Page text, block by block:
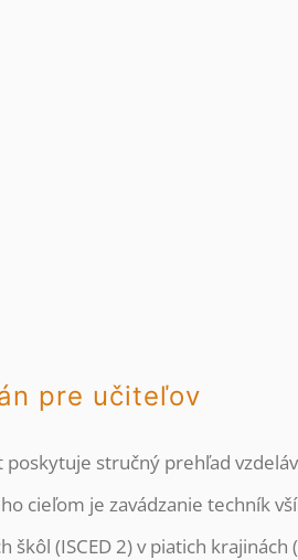
pre učiteľov
stručný prehľad
cieľom je zavádzanie techník
škôl (ISCED 2) v piatich krajinách